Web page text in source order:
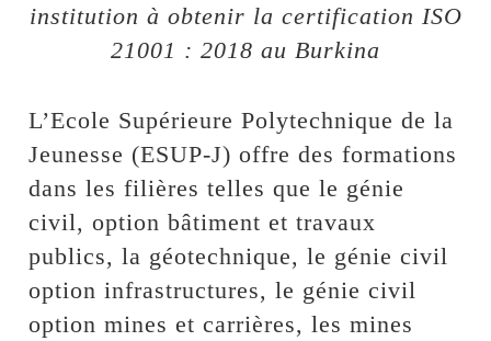
institution à obtenir la certification ISO
21001 : 2018 au Burkina
L’Ecole Supérieure Polytechnique de la
Jeunesse (ESUP-J) offre des formations
dans les filières telles que le génie
civil, option bâtiment et travaux
publics, la géotechnique, le génie civil
option infrastructures, le génie civil
option mines et carrières, les mines